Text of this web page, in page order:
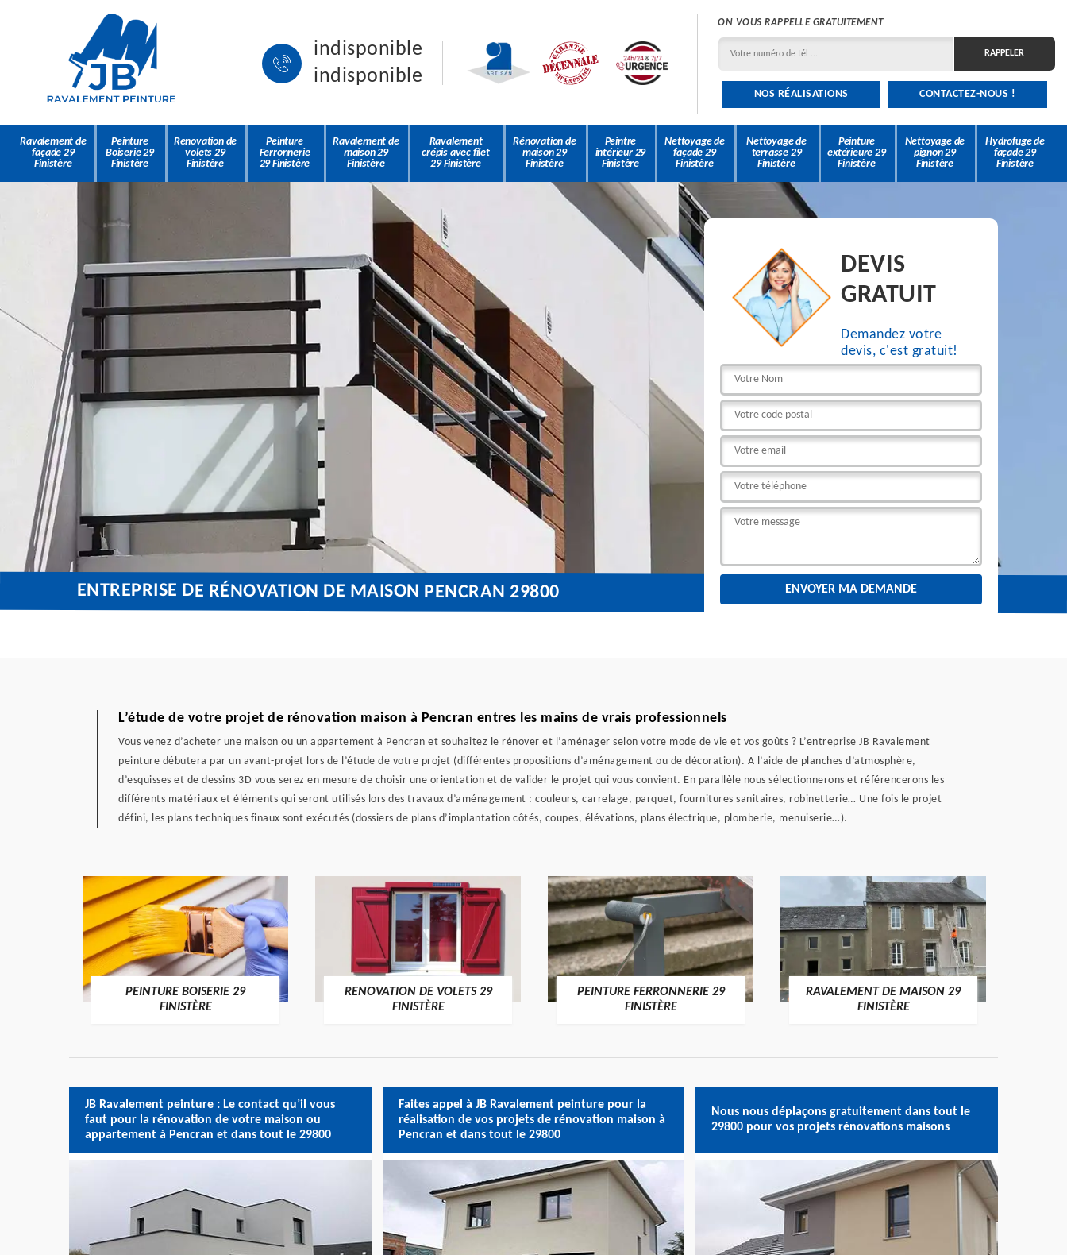
indisponible
indisponible
ON VOUS RAPPELLE GRATUITEMENT
NOS RÉALISATIONS CONTACTEZ-NOUS !
Ravalement de
façade 29
Finistère
Peinture
Boiserie 29
Finistère
Renovation de
volets 29
Finistère
Peinture
Ferronnerie
29 Finistère
Ravalement de
maison 29
Finistère
Ravalement
crépis avec filet
29 Finistère
Rénovation de
maison 29
Finistère
Peintre
intérieur 29
Finistère
Nettoyage de
façade 29
Finistère
Nettoyage de
terrasse 29
Finistère
Peinture
extérieure 29
Finistère
Nettoyage de
pignon 29
Finistère
Hydrofuge de
façade 29
Finistère
DEVIS
GRATUIT
Demandez votre
devis, c'est gratuit!
ENTREPRISE DE RÉNOVATION DE MAISON PENCRAN 29800
L’étude de votre projet de rénovation maison à Pencran entres les mains de vrais professionnels
Vous venez d’acheter une maison ou un appartement à Pencran et souhaitez le rénover et l’aménager selon votre mode de vie et vos goûts ? L’entreprise JB Ravalement
peinture débutera par un avant-projet lors de l’étude de votre projet (différentes propositions d’aménagement ou de décoration). A l’aide de planches d’atmosphère,
d’esquisses et de dessins 3D vous serez en mesure de choisir une orientation et de valider le projet qui vous convient. En parallèle nous sélectionnerons et référencerons les
différents matériaux et éléments qui seront utilisés lors des travaux d’aménagement : couleurs, carrelage, parquet, fournitures sanitaires, robinetterie… Une fois le projet
défini, les plans techniques finaux sont exécutés (dossiers de plans d’implantation côtés, coupes, élévations, plans électrique, plomberie, menuiserie…).
PEINTURE BOISERIE 29
FINISTÈRE
RENOVATION DE VOLETS 29
FINISTÈRE
PEINTURE FERRONNERIE 29
FINISTÈRE
RAVALEMENT DE MAISON 29
FINISTÈRE
JB Ravalement peinture : Le contact qu’il vous
faut pour la rénovation de votre maison ou
appartement à Pencran et dans tout le 29800
Faites appel à JB Ravalement peinture pour la
réalisation de vos projets de rénovation maison à
Pencran et dans tout le 29800
Nous nous déplaçons gratuitement dans tout le
29800 pour vos projets rénovations maisons